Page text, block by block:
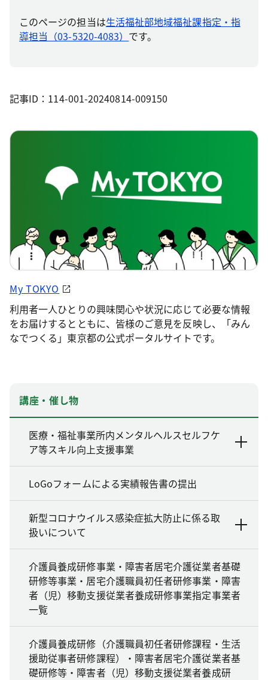
このページの担当は生活福祉部地域福祉課指定・指
導担当（03-5320-4083） です。
記事ID：114-001-20240814-009150
My TOKYO
利用者一人ひとりの興味関心や状況に応じて必要な情報
をお届けするとともに、皆様のご意見を反映し、「みん
なでつくる」東京都の公式ポータルサイトです。
講座・催し物
医療・福祉事業所内メンタルヘルスセルフケ
ア等スキル向上支援事業
LoGoフォームによる実績報告書の提出
新型コロナウイルス感染症拡大防止に係る取
扱いについて
介護員養成研修事業・障害者居宅介護従業者基礎
研修等事業・居宅介護職員初任者研修事業・障害
者（児）移動支援従業者養成研修事業指定事業者
一覧
介護員養成研修（介護職員初任者研修課程・生活
援助従事者研修課程）・障害者居宅介護従業者基
礎研修等・障害者（児）移動支援従業者養成研